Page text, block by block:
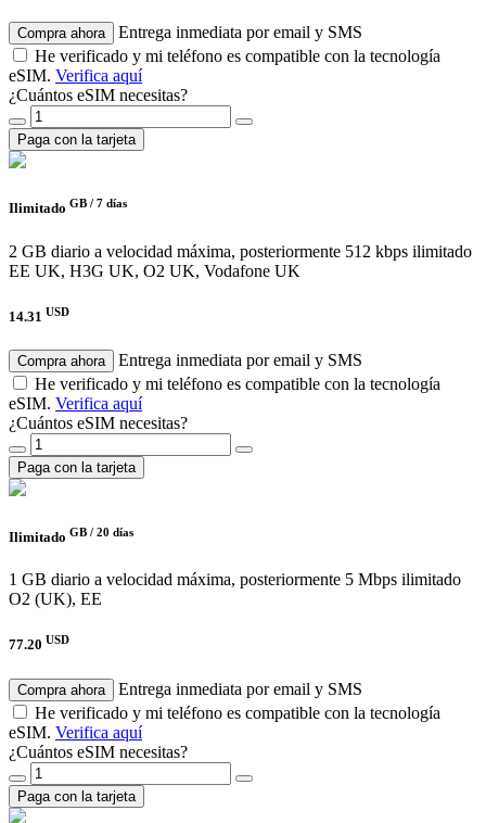
Compra ahora
Entrega inmediata por email y SMS
He verificado y mi teléfono es compatible con la tecnología
eSIM. Verifica aquí
¿Cuántos eSIM necesitas?
Paga con la tarjeta
Ilimitado GB / 7 días
2 GB diario a velocidad máxima, posteriormente 512 kbps ilimitado
EE UK, H3G UK, O2 UK, Vodafone UK
14.31 USD
Compra ahora
Entrega inmediata por email y SMS
He verificado y mi teléfono es compatible con la tecnología
eSIM. Verifica aquí
¿Cuántos eSIM necesitas?
Paga con la tarjeta
Ilimitado GB / 20 días
1 GB diario a velocidad máxima, posteriormente 5 Mbps ilimitado
O2 (UK), EE
77.20 USD
Compra ahora
Entrega inmediata por email y SMS
He verificado y mi teléfono es compatible con la tecnología
eSIM. Verifica aquí
¿Cuántos eSIM necesitas?
Paga con la tarjeta